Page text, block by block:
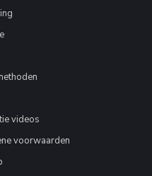
videos
voorwaarden